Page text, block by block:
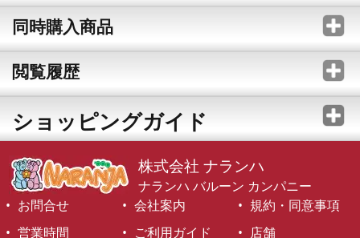
同時購入商品
閲覧履歴
ショッピングガイド
株式会社 ナランハ
ナランハ バルーン カンパニー
お問合せ
会社案内
規約・同意事項
営業時間
ご利用ガイド 店舗